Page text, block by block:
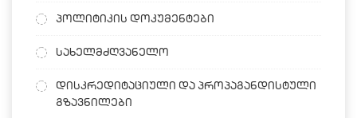
პოლიტიკის დოკუმენტები
სახელმძღვანელო
დისკრედიტაციული და პროპაგანდისტული
გზავნილები